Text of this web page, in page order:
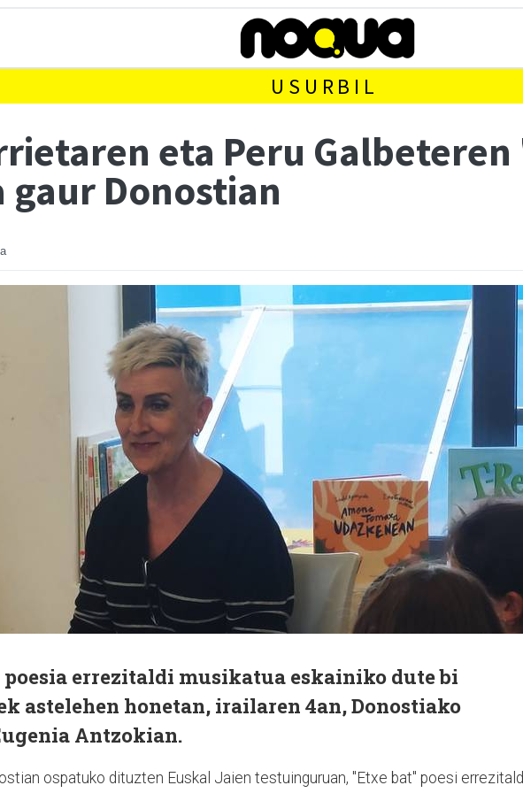
USURBIL
eta Peru
Donostian
poesia errezitaldi musikatua eskainiko dute bi
astelehen honetan, irailaren 4an, Donostiako
Antzokian.
ospatuko dituzten Euskal Jaien testuinguruan, "Etxe bat" poesi